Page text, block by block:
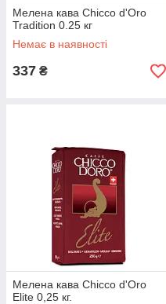
Мелена кава Chicco d'Oro
Tradition 0.25 кг
Немає в наявності
337 ₴
Мелена кава Chicco d'Oro
Elite 0,25 кг.